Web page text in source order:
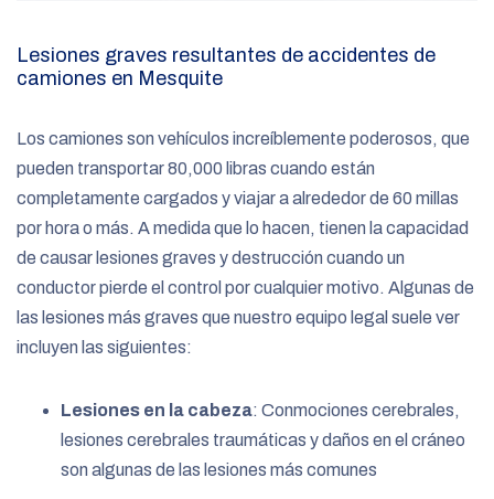
Lesiones graves resultantes de accidentes de
camiones en Mesquite
Los camiones son vehículos increíblemente poderosos, que
pueden transportar 80,000 libras cuando están
completamente cargados y viajar a alrededor de 60 millas
por hora o más. A medida que lo hacen, tienen la capacidad
de causar lesiones graves y destrucción cuando un
conductor pierde el control por cualquier motivo. Algunas de
las lesiones más graves que nuestro equipo legal suele ver
incluyen las siguientes:
Lesiones en la cabeza: Conmociones cerebrales,
lesiones cerebrales traumáticas y daños en el cráneo
son algunas de las lesiones más comunes